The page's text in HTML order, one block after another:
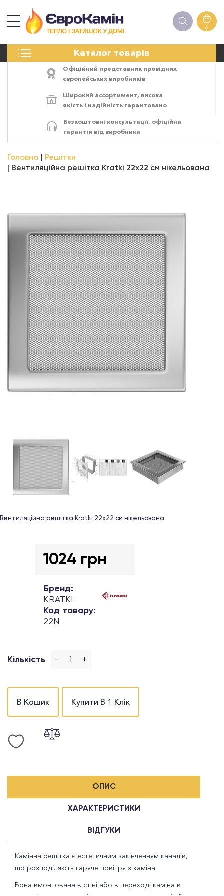
0
Каталог товарів
ПЕЧІ
ЕЛЕКТРОКАМІНИ
АКСЕСУАРИ
Офіційний представник провідних
європейських виробників
Широкий ассортимент, висока
якість і надійність гарантовано
Безкоштовні консультації, офіційна
гарантія від виробника
Головна
Решітки
Вентиляційна решітка Kratki 22x22 см нікельована
Вентиляційна решітка Kratki 22х22 см нікельована
1024 грн
Бренд:
KRATKI
Код товару:
22N
Кількість - +
В Кошик Купити В 1 Клік
ОПИС
ХАРАКТЕРИСТИКИ
ВІДГУКИ
Камінна решітка є естетичним закінченням каналів,
що розподіляють гаряче повітря з каміна.
Вона вмонтована в стіні або в переході каміна в